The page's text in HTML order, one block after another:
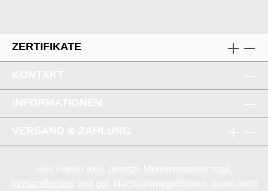
ZERTIFIKATE